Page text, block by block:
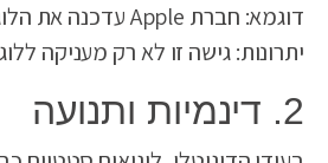
דוגמא: חברת Apple עדכנה את הלוגו שלה לגרסה מונוכרומטית בשחור, המשדרת תחכום וניקיון.
יתרונות: גישה זו לא רק מעניקה
2. דינמיות ותנועה